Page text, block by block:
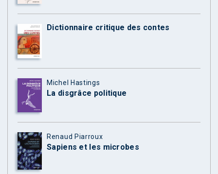
Dictionnaire critique des contes
Michel Hastings
La disgrâce politique
Renaud Piarroux
Sapiens et les microbes